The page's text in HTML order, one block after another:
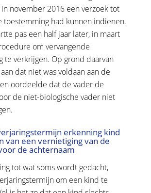
november 2016 een verzoek tot
toestemming had kunnen indienen.
pas een half jaar later, in maart
om vervangende
te verkrijgen. Op grond daarvan
dat niet was voldaan aan de
oordeelde dat de vader de
de niet-biologische vader niet
erkenning kind
van een vernietiging van de
de achternaam
tot wat soms wordt gedacht,
om een kind te